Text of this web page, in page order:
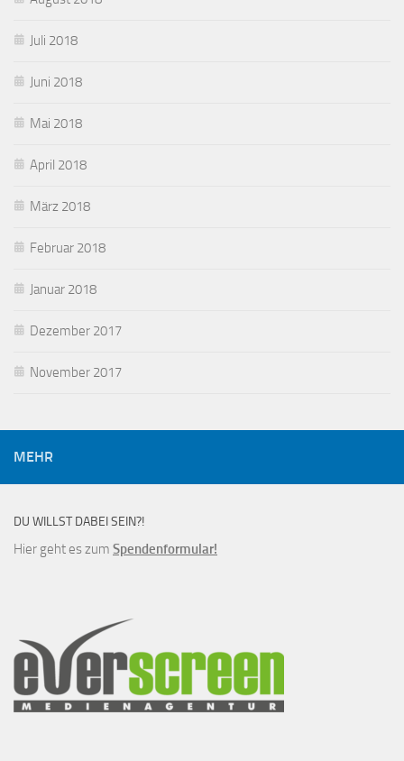
Juli 2018
Juni 2018
Mai 2018
April 2018
März 2018
Februar 2018
Januar 2018
Dezember 2017
November 2017
MEHR
DU WILLST DABEI SEIN?!
Hier geht es zum Spendenformular!